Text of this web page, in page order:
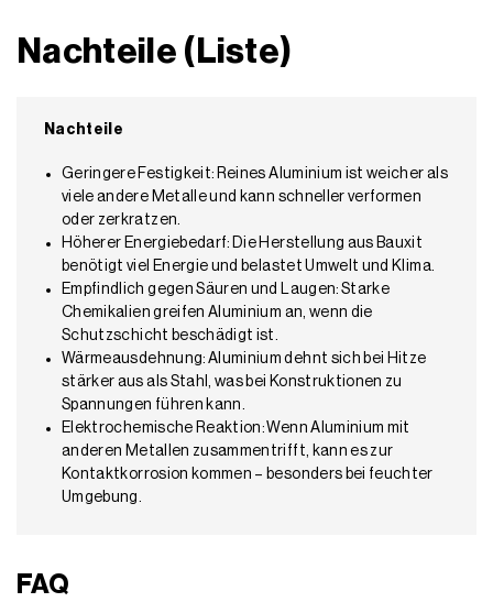
Nachteile (Liste)
Nachteile
Geringere Festigkeit: Reines Aluminium ist weicher als
viele andere Metalle und kann schneller verformen
oder zerkratzen.
Höherer Energiebedarf: Die Herstellung aus Bauxit
benötigt viel Energie und belastet Umwelt und Klima.
Empfindlich gegen Säuren und Laugen: Starke
Chemikalien greifen Aluminium an, wenn die
Schutzschicht beschädigt ist.
Wärmeausdehnung: Aluminium dehnt sich bei Hitze
stärker aus als Stahl, was bei Konstruktionen zu
Spannungen führen kann.
Elektrochemische Reaktion: Wenn Aluminium mit
anderen Metallen zusammentrifft, kann es zur
Kontaktkorrosion kommen – besonders bei feuchter
Umgebung.
FAQ